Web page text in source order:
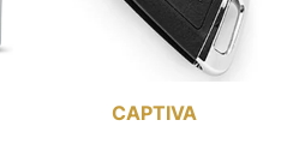
CAPTIVA